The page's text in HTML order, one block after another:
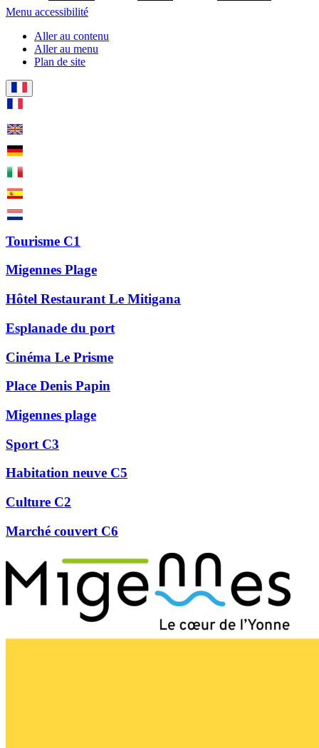
Menu accessibilité
Aller au contenu
Aller au menu
Plan de site
Tourisme C1
Migennes Plage
Hôtel Restaurant Le Mitigana
Esplanade du port
Cinéma Le Prisme
Place Denis Papin
Migennes plage
Sport C3
Habitation neuve C5
Culture C2
Marché couvert C6
Précédent
Suivant